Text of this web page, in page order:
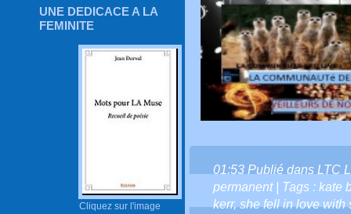
UNE DEDICACE A LA
FEMINITE
Cliquez sur l'image
01:53 Publié dans LTC
permanent| Tags : kate
kerr,she fell in love with